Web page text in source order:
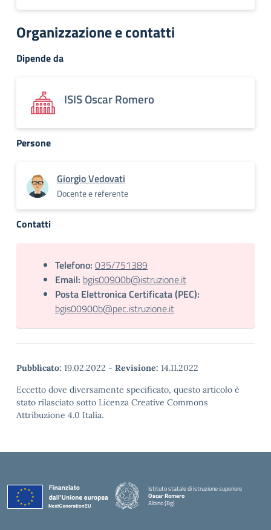
Organizzazione e contatti
Dipende da
ISIS Oscar Romero
Persone
Giorgio Vedovati
Docente e referente
Contatti
Telefono: 035/751389
Email: bgis00900b@istruzione.it
Posta Elettronica Certificata (PEC):
bgis00900b@pec.istruzione.it
Pubblicato: 19.02.2022 - Revisione: 14.11.2022
Eccetto dove diversamente specificato, questo articolo è
stato rilasciato sotto Licenza Creative Commons
Attribuzione 4.0 Italia.
Istituto statale di istruzione superiore
Oscar Romero
Albino (Bg)